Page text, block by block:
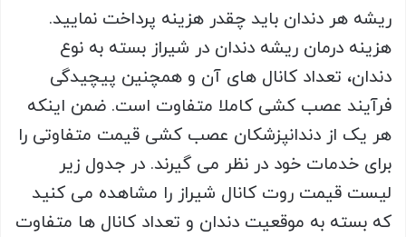
ریشه هر دندان باید چقدر هزینه پرداخت نمایید.
هزینه درمان ریشه دندان در شیراز بسته به نوع
دندان، تعداد کانال های آن و همچنین پیچیدگی
فرآیند عصب کشی کاملا متفاوت است. ضمن اینکه
هر یک از دندانپزشکان عصب کشی قیمت متفاوتی را
برای خدمات خود در نظر می گیرند. در جدول زیر
لیست قیمت روت کانال شیراز را مشاهده می کنید
که بسته به موقعیت دندان و تعداد کانال ها متفاوت